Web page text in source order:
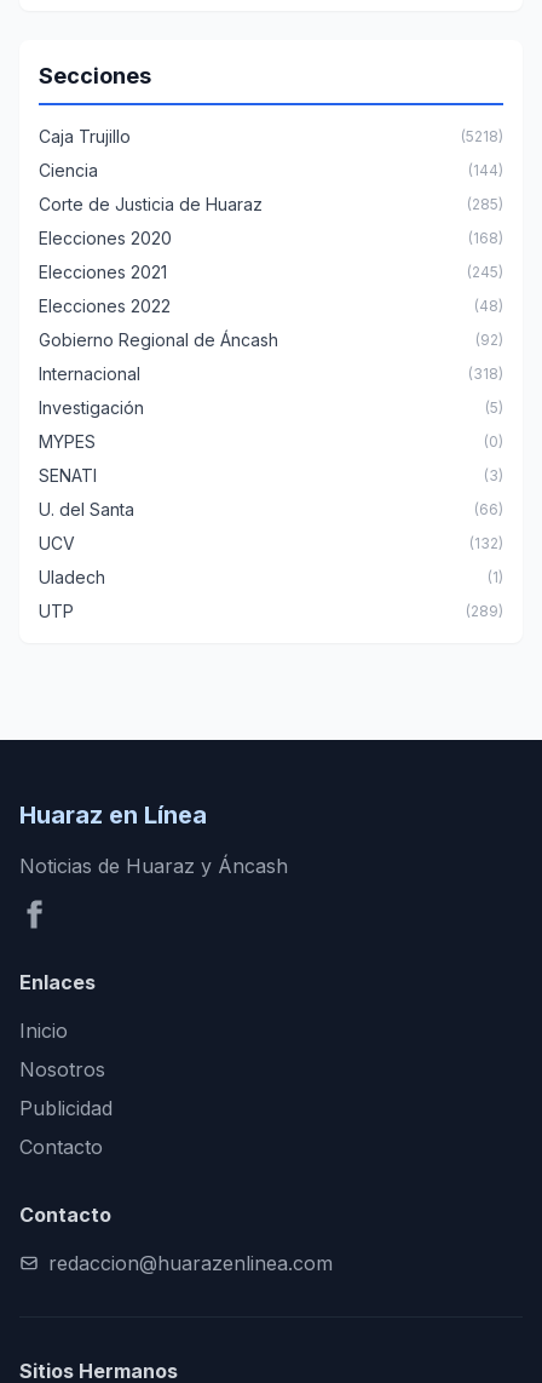
Secciones
Caja Trujillo (5218)
Ciencia (144)
Corte de Justicia de Huaraz (285)
Elecciones 2020 (168)
Elecciones 2021 (245)
Elecciones 2022 (48)
Gobierno Regional de Áncash (92)
Internacional (318)
Investigación (5)
MYPES (0)
SENATI (3)
U. del Santa (66)
UCV (132)
Uladech (1)
UTP (289)
Huaraz en Línea
Noticias de Huaraz y Áncash
Enlaces
Inicio
Nosotros
Publicidad
Contacto
Contacto
redaccion@huarazenlinea.com
Sitios Hermanos